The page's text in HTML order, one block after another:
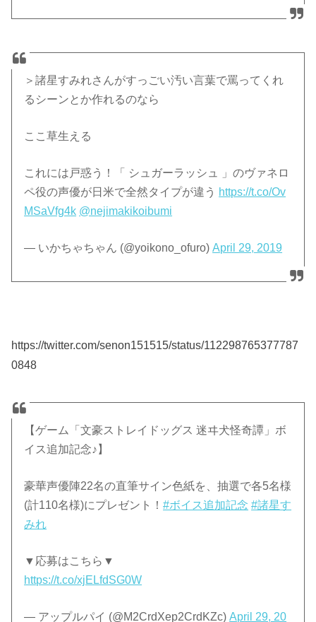
＞諸星すみれさんがすっごい汚い言葉で罵ってくれ
るシーンとか作れるのなら
ここ草生える
これには戸惑う！「 シュガーラッシュ 」のヴァネロ
ペ役の声優が日米で全然タイプが違う https://t.co/Ov
MSaVfg4k @nejimakikoibumi
— いかちゃちゃん (@yoikono_ofuro)April 29, 2019
https://twitter.com/senon151515/status/112298765377787
0848
【ゲーム「文豪ストレイドッグス 迷ヰ犬怪奇譚」ボ
イス追加記念♪】
豪華声優陣22名の直筆サイン色紙を、抽選で各5名様
(計110名様)にプレゼント！#ボイス追加記念 #諸星す
みれ
▼応募はこちら▼
https://t.co/xjELfdSG0W
— アップルパイ (@M2CrdXep2CrdKZc)April 29, 20